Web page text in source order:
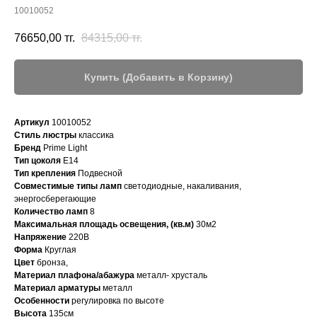
10010052
76650,00 тг. 84315,00 тг.
Купить (Добавить в Корзину)
Артикул 10010052
Стиль люстры классика
Бренд Prime Light
Тип цоколя E14
Тип крепления Подвесной
Совместимые типы ламп светодиодные, накаливания,
энергосберегающие
Количество ламп 8
Максимальная площадь освещения, (кв.м) 30м2
Напряжение 220В
Форма Круглая
Цвет бронза,
Материал плафона/абажура металл- хрусталь
Материал арматуры металл
Особенности регулировка по высоте
Высота 135см